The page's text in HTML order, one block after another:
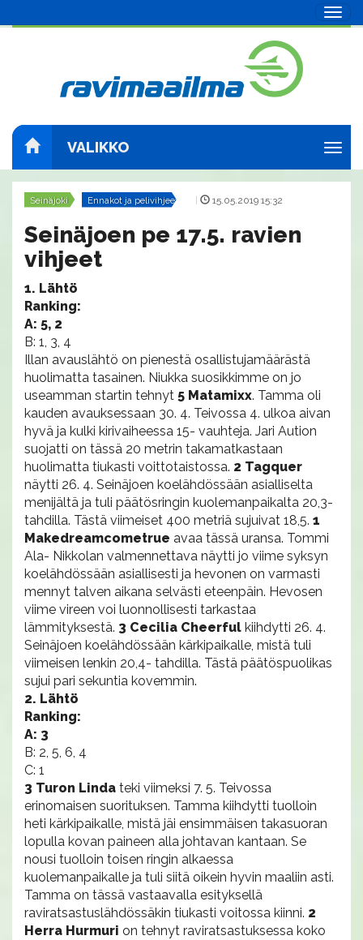
VALIKKO
Seinäjoki Ennakot ja pelivihjeet 15.05.2019 15:32
Seinäjoen pe 17.5. ravien
vihjeet
1. Lähtö
Ranking:
A: 5, 2
B: 1, 3, 4
Illan avauslähtö on pienestä osallistujamäärästä
huolimatta tasainen. Niukka suosikkimme on jo
useamman startin tehnyt 5 Matamixx. Tamma oli
kauden avauksessaan 30. 4. Teivossa 4. ulkoa aivan
hyvä ja kulki kirivaiheessa 15- vauhteja. Jari Aution
suojatti on tässä 20 metrin takamatkastaan
huolimatta tiukasti voittotaistossa. 2 Tagquer
näytti 26. 4. Seinäjoen koelähdössään asialliselta
menijältä ja tuli päätösringin kuolemanpaikalta 20,3-
tahdilla. Tästä viimeiset 400 metriä sujuivat 18,5. 1
Makedreamcometrue avaa tässä uransa. Tommi
Ala- Nikkolan valmennettava näytti jo viime syksyn
koelähdössään asiallisesti ja hevonen on varmasti
mennyt talven aikana selvästi eteenpäin. Hevosen
viime vireen voi luonnollisesti tarkastaa
lämmityksestä. 3 Cecilia Cheerful kiihdytti 26. 4.
Seinäjoen koelähdössään kärkipaikalle, mistä tuli
viimeisen lenkin 20,4- tahdilla. Tästä päätöspuolikas
sujui pari sekuntia kovemmin.
2. Lähtö
Ranking:
A: 3
B: 2, 5, 6, 4
C: 1
3 Turon Linda teki viimeksi 7. 5. Teivossa
erinomaisen suorituksen. Tamma kiihdytti tuolloin
heti kärkipaikalle, mistä jäi ensimmäisen takasuoran
lopulla kovan paineen alla johtavan kantaan. Se
nousi tuolloin toisen ringin alkaessa
kuolemanpaikalle ja tuli siitä oikein hyvin maaliin asti.
Tamma on tässä vastaavalla esityksellä
raviratsastuslähdössäkin tiukasti voitossa kiinni. 2
Herra Hurmuri on tehnyt raviratsastuksessa koko